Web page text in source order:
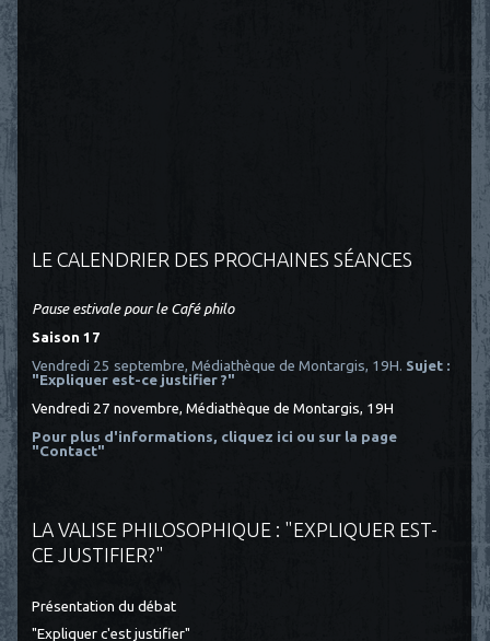
LE CALENDRIER DES PROCHAINES SÉANCES
Pause estivale pour le Café philo
Saison 17
Vendredi 25 septembre, Médiathèque de Montargis, 19H. Sujet :
"Expliquer est-ce justifier ?"
Vendredi 27 novembre, Médiathèque de Montargis, 19H
Pour plus d'informations, cliquez ici ou sur la page
"Contact"
LA VALISE PHILOSOPHIQUE : "EXPLIQUER EST-
CE JUSTIFIER?"
Présentation du débat
"Expliquer c'est justifier"